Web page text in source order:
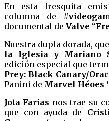
En esta fresquita
columna de
documental de Valve “
Nuestra dupla dorada,
la Iglesia y Mariano
edición especial que
Prey: Black Canary/
Panini de Marvel Héoes
Jota Farias nos trae su
que con ayuda de